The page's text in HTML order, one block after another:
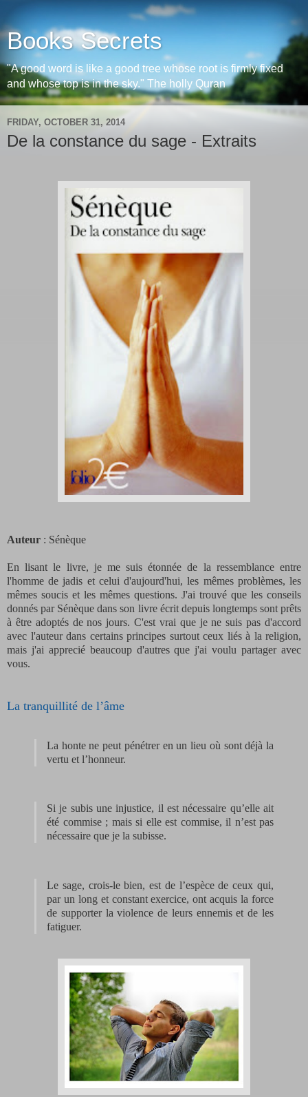
Books Secrets
"A good word is like a good tree whose root is firmly fixed
and whose top is in the sky." The holly Quran
FRIDAY, OCTOBER 31, 2014
De la constance du sage - Extraits
Auteur : Sénèque
En lisant le livre, je me suis étonnée de la ressemblance entre
l'homme de jadis et celui d'aujourd'hui, les mêmes problèmes, les
mêmes soucis et les mêmes questions. J'ai trouvé que les conseils
donnés par Sénèque dans son livre écrit depuis longtemps sont prêts
à être adoptés de nos jours. C'est vrai que je ne suis pas d'accord
avec l'auteur dans certains principes surtout ceux liés à la religion,
mais j'ai apprecié beaucoup d'autres que j'ai voulu partager avec
vous.
La tranquillité de l’âme
La honte ne peut pénétrer en un lieu où sont déjà la
vertu et l’honneur.
Si je subis une injustice, il est nécessaire qu’elle ait
été commise ; mais si elle est commise, il n’est pas
nécessaire que je la subisse.
Le sage, crois-le bien, est de l’espèce de ceux qui,
par un long et constant exercice, ont acquis la force
de supporter la violence de leurs ennemis et de les
fatiguer.